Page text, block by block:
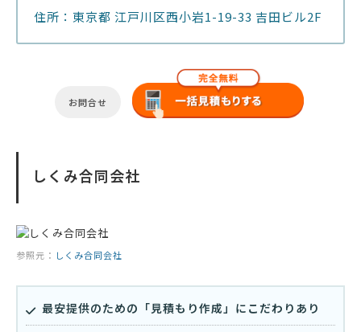
住所：東京都 江戸川区西小岩1-19-33 吉田ビル2F
お問合せ
しくみ合同会社
参照元： しくみ合同会社
最安提供のための「見積もり作成」にこだわりあり